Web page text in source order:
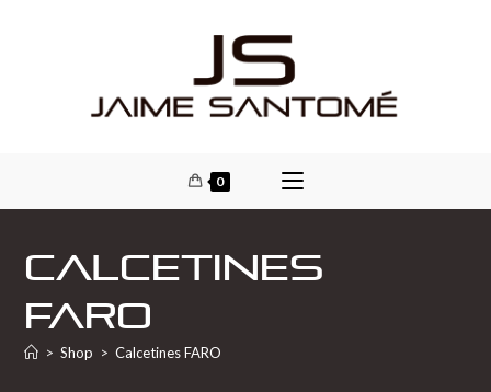
0
Calcetines
FARO
> Shop > Calcetines FARO